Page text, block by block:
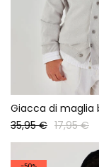
35,95 € 17,95 €